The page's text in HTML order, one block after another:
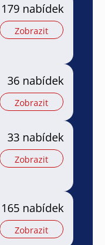
179 nabídek
Zobrazit
36 nabídek
Zobrazit
33 nabídek
Zobrazit
165 nabídek
Zobrazit